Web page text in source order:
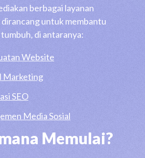
berbagai layanan
untuk membantu
di antaranya:
Website
Marketing
SEO
Media Sosial
Memulai?